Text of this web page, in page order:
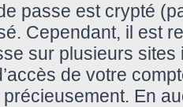
passe est crypté
Cependant, il est
sur plusieurs
de votre
En